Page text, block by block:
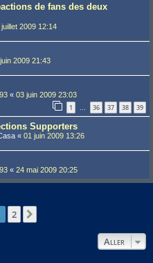
de fans des deux
2009 12:14
2009 21:43
« 03 juin 2009 23:03
1 … 36 37 38 39
Supporters
« 01 juin 2009 13:26
« 24 mai 2009 20:25
2
Aller